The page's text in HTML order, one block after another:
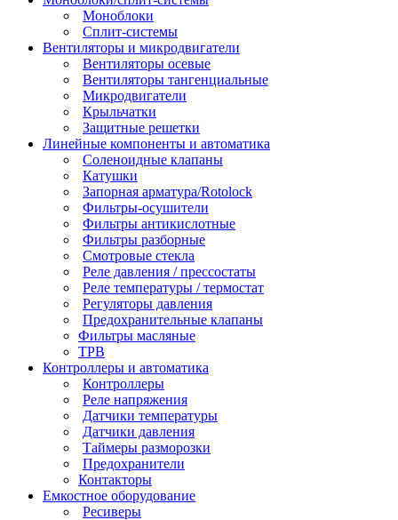
Моноблоки
Сплит-системы
Вентиляторы и микродвигатели
Вентиляторы осевые
Вентиляторы тангенциальные
Микродвигатели
Крыльчатки
Защитные решетки
Линейные компоненты и автоматика
Соленоидные клапаны
Катушки
Запорная арматура/Rotolock
Фильтры-осушители
Фильтры антикислотные
Фильтры разборные
Смотровые стекла
Реле давления / прессостаты
Реле температуры / термостат
Регуляторы давления
Предохранительные клапаны
Фильтры масляные
ТРВ
Контроллеры и автоматика
Контроллеры
Реле напряжения
Датчики температуры
Датчики давления
Таймеры разморозки
Предохранители
Контакторы
Емкостное оборудование
Ресиверы